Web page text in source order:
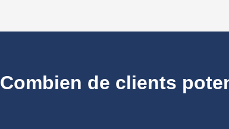
Combien de clients